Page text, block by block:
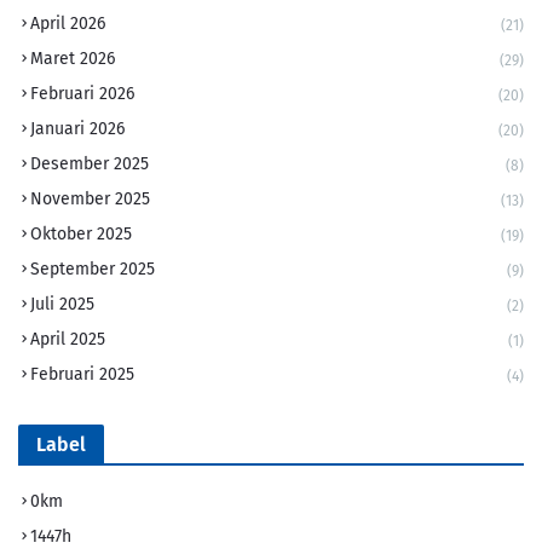
April 2026 (21)
Maret 2026 (29)
Februari 2026 (20)
Januari 2026 (20)
Desember 2025 (8)
November 2025 (13)
Oktober 2025 (19)
September 2025 (9)
Juli 2025 (2)
April 2025 (1)
Februari 2025 (4)
Label
0km
1447h